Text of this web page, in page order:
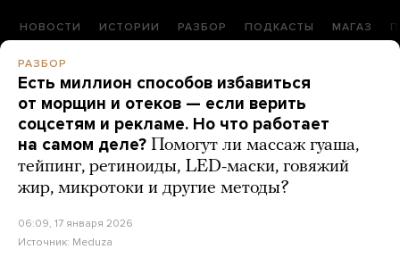
НОВОСТИ ИСТОРИИ РАЗБОР ПОДКАСТЫ МАГАЗ
РАЗБОР
Есть миллион способов избавиться
от морщин и отеков — если верить
соцсетям и рекламе. Но что работает
на самом деле? Помогут ли массаж гуаша,
тейпинг, ретиноиды, LED-маски, говяжий
жир, микротоки и другие методы?
06:09, 17 января 2026
Источник: Meduza